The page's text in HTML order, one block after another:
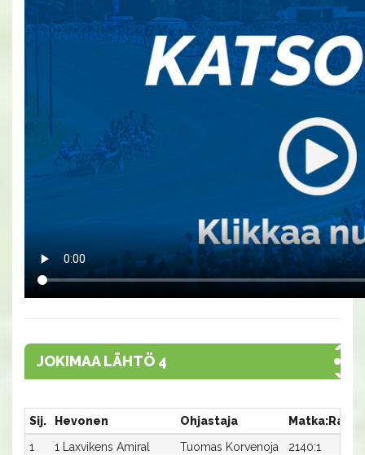
JOKIMAA LÄHTÖ 4
Sij. Hevonen Ohjastaja
Matka:Rata
1
1 Laxvikens Amiral Tuomas Korvenoja
2140:1